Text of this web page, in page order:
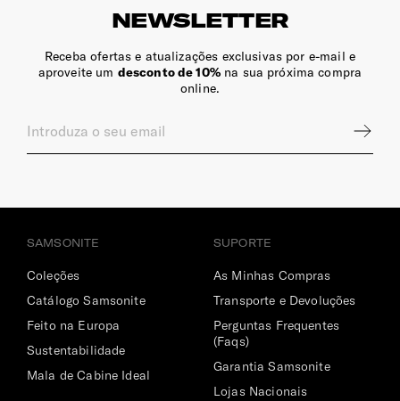
NEWSLETTER
Receba ofertas e atualizações exclusivas por e-mail e
aproveite um desconto de 10%na sua próxima compra
online.
SAMSONITE
Coleções
Catálogo Samsonite
Feito na Europa
Sustentabilidade
Mala de Cabine Ideal
SUPORTE
As Minhas Compras
Transporte e Devoluções
Perguntas Frequentes
(Faqs)
Garantia Samsonite
Lojas Nacionais